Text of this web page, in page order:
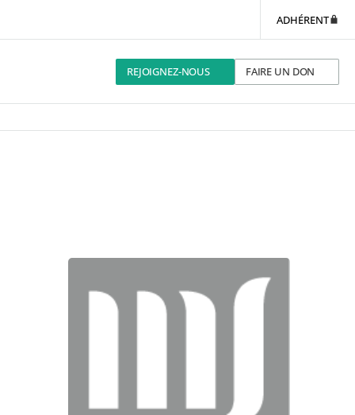
ADHÉRENT
REJOIGNEZ-NOUS FAIRE UN DON